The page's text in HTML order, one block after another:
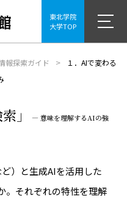
東北学院
大学TOP
報探索ガイド
１．AIで変わる
」
― 意味を理解するAIの強
）と生成AIを活用した
。それぞれの特性を理解